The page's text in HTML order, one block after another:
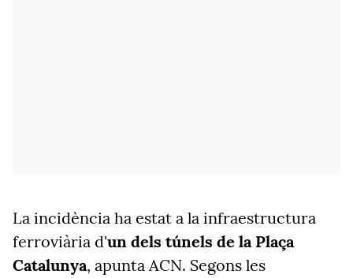
La incidència ha estat a la infraestructura
ferroviària d'un dels túnels de la Plaça
Catalunya, apunta ACN. Segons les